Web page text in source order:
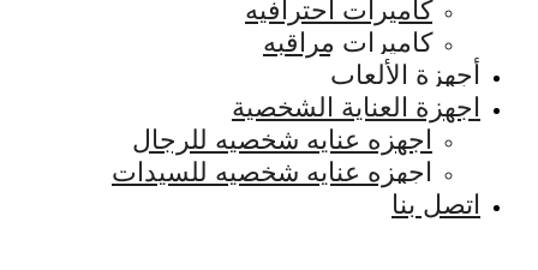
كاميرات احترافيه
كاميرات مراقبه
أجهزة الألعاب
اجهزة العناية الشخصية
اجهزه عنايه شخصيه للرجال
اجهزه عنايه شخصيه للسيدات
اتصل بنا